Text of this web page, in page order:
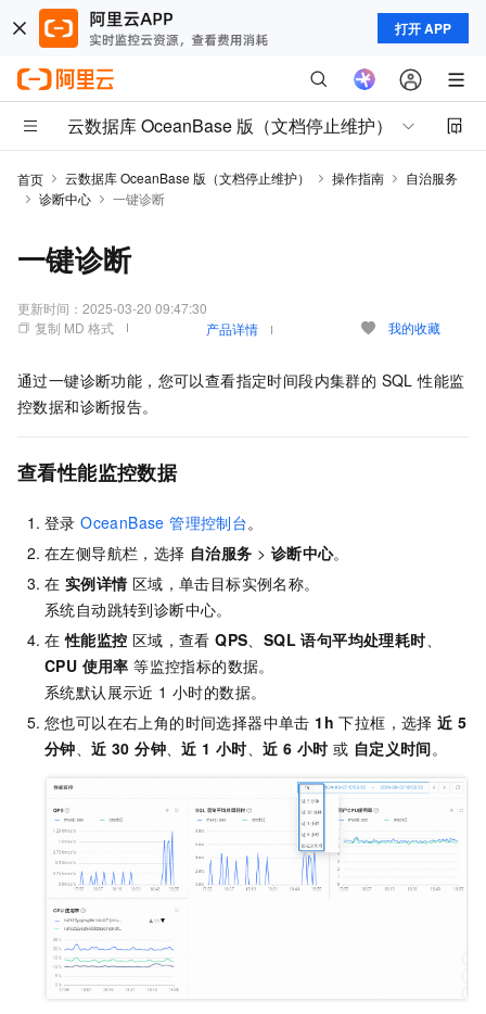
打开 APP
云数据库 OceanBase 版（文档停止维护）
首页 云数据库 OceanBase 版（文档停止维护） 操作指南
自治服务
诊断中心
一键诊断
一键诊断
更新时间： 2025-03-20 09:47:30
复制 MD 格式
产品详情 我的收藏
通过一键诊断功能，您可以查看指定时间段内集群的 SQL 性能监
控数据和诊断报告。
查看性能监控数据
登录OceanBase 管理控制台。
在左侧导航栏，选择 自治服务 > 诊断中心。
在 实例详情区域，单击目标实例名称。
系统自动跳转到诊断中心。
在性能监控 区域，查看QPS、 SQL 语句平均处理耗时、
CPU 使用率 等监控指标的数据。
系统默认展示近 1 小时的数据。
您也可以在右上角的时间选择器中单击 1h 下拉框，选择近 5
分钟、近 30 分钟、近 1 小时、近 6 小时 或 自定义时间。